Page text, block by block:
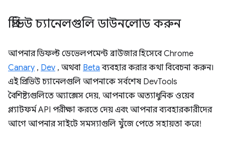
প্রিভিউ চ্যানেলগুলি ডাউনলোড করুন
আপনার ডিফল্ট ডেভেলপমেন্ট ব্রাউজার হিসেবে Chrome
Canary , Dev , অথবা Beta ব্যবহার করার কথা বিবেচনা করুন।
এই প্রিভিউ চ্যানেলগুলি আপনাকে সর্বশেষ DevTools
বৈশিষ্ট্যগুলিতে অ্যাক্সেস দেয়, আপনাকে অত্যাধুনিক ওয়েব
প্ল্যাটফর্ম API পরীক্ষা করতে দেয় এবং আপনার ব্যবহারকারীদের
আগে আপনার সাইটে সমস্যাগুলি খুঁজে পেতে সহায়তা করে!